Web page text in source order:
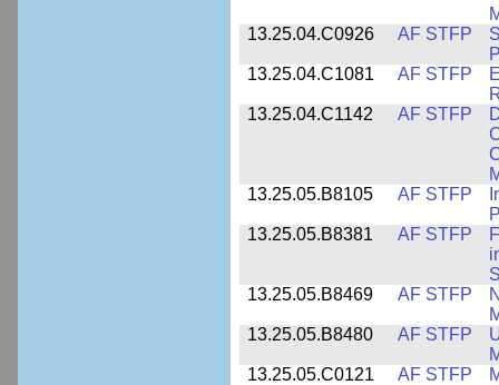
13.25.04.C0926
AF STFP
13.25.04.C1081
AF STFP
13.25.04.C1142
AF STFP
13.25.05.B8105
AF STFP
13.25.05.B8381
AF STFP
13.25.05.B8469
AF STFP
13.25.05.B8480
AF STFP
13.25.05.C0121
AF STFP